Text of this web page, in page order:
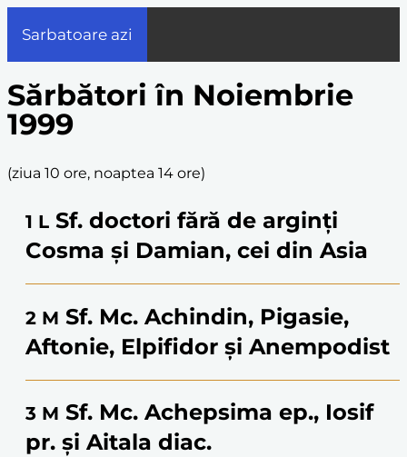
Sarbatoare azi
Sărbători în Noiembrie
1999
(ziua 10 ore, noaptea 14 ore)
1 L Sf. doctori fără de arginți
Cosma și Damian, cei din Asia
2 M Sf. Mc. Achindin, Pigasie,
Aftonie, Elpifidor și Anempodist
3 M Sf. Mc. Achepsima ep., Iosif
pr. și Aitala diac.